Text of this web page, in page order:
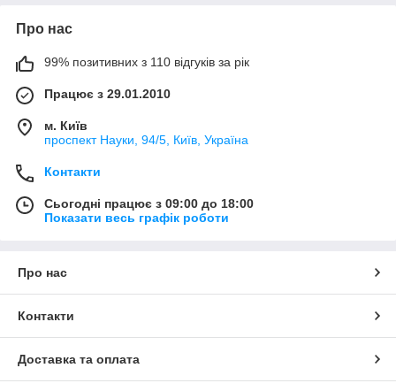
Про нас
99% позитивних з 110 відгуків за рік
Працює з 29.01.2010
м. Київ
проспект Науки, 94/5, Київ, Україна
Контакти
Сьогодні працює з 09:00 до 18:00
Показати весь графік роботи
Про нас
Контакти
Доставка та оплата